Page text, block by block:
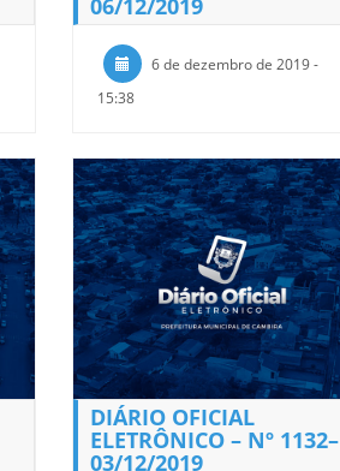
06/12/2019
6 de dezembro de 2019 -
15:38
DIÁRIO OFICIAL
ELETRÔNICO – Nº 1132–
03/12/2019